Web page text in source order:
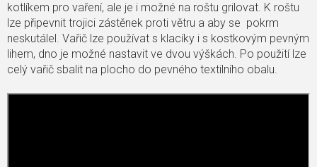
kotlíkem pro vaření, ale je i možné na roštu grilovat. K roštu
lze připevnit trojici zástěnek proti větru a aby se pokrm
neskutálel. Vařič lze používat s klacíky i s kostkovým pevným
lihem, dno je možné nastavit ve dvou výškách. Po použití lze
celý vařič sbalit na plocho do pevného textilního obalu.